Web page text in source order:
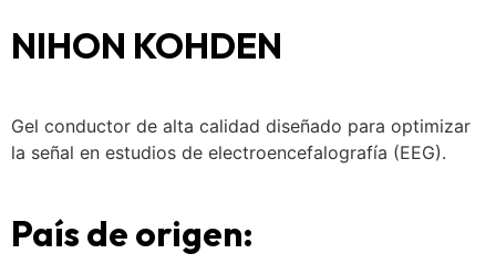
NIHON KOHDEN
Gel conductor de alta calidad diseñado para optimizar
la señal en estudios de electroencefalografía (EEG).
País de origen: